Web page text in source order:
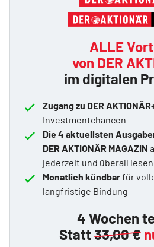
ALLE
von DER
im digitalen
Zugang zu DER
Investmentchancen
Die 4 aktuellsten
DER AKTIONÄR MAGAZIN
jederzeit und überall lesen
Monatlich kündbarfür
langfristige Bindung
4 Wochen
Statt33,00 €